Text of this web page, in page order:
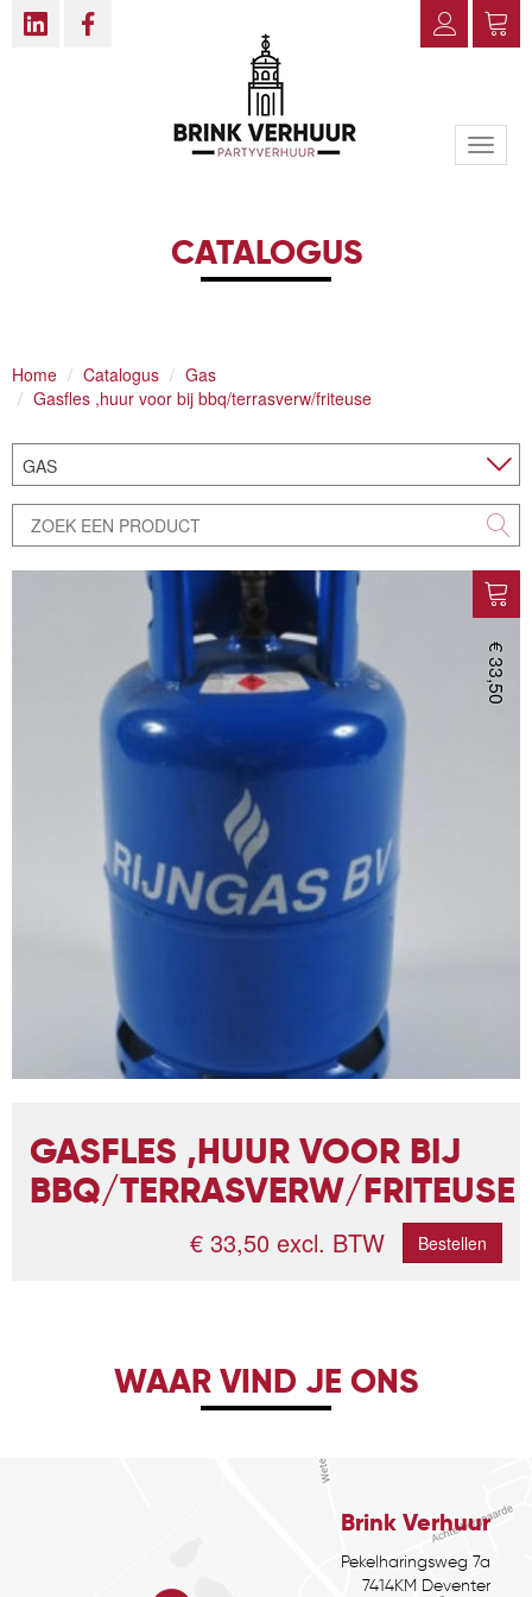
Toggle
CATALOGUS
Home Catalogus
Gas
Gasfles ,huur voor bij bbq/terrasverw/friteuse
GAS
€ 33,50
GASFLES ,HUUR VOOR BIJ
BBQ/TERRASVERW/FRITEUSE
Bestellen
€ 33,50 excl. BTW
WAAR VIND JE ONS
Brink Verhuur
Pekelharingsweg 7a
7414KM Deventer